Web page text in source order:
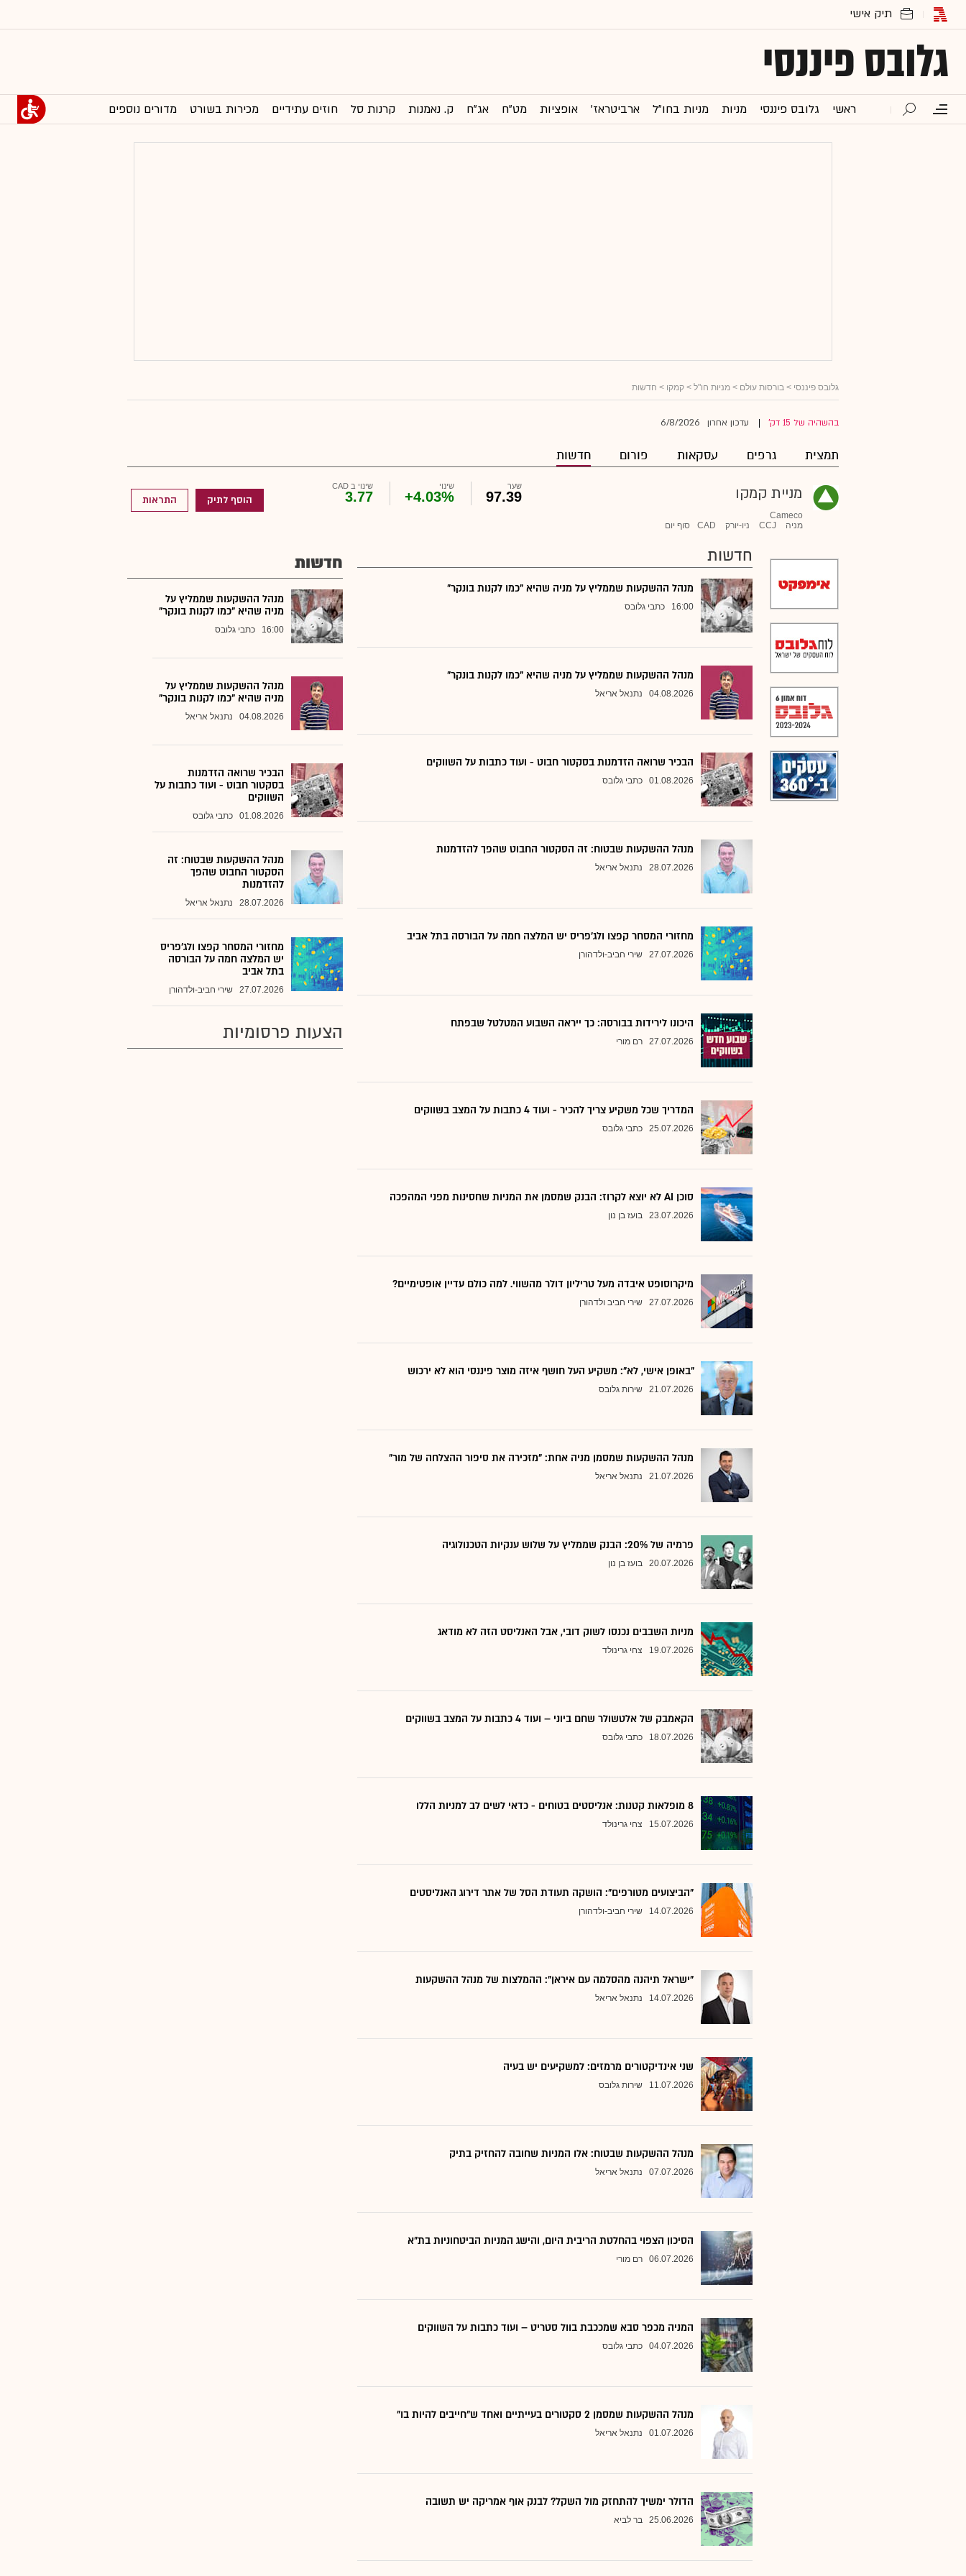
גלובס פיננסי
ראשי גלובס פיננסי מניות מניות בחו"ל ארביטראז' אופציות מט"ח אג"ח ק. נאמנות קרנות סל חוזים עתידיים מכירות בשורט מדורים נוספים
גלובס פיננסי > בורסות עולם > מניות חו"ל > קמקו > חדשות
בהשהיה של 15 דק' עדכון אחרון 6/8/2026
תמצית גרפים עסקאות פורום חדשות
מניית קמקו
Cameco
מניה
CCJ ניו-יורק CAD סוף יום
שער
97.39
שינוי
+4.03%
שינוי ב CAD
3.77 הוסף לתיק התראות
חדשות
מנהל ההשקעות שממליץ על מניה שהיא "כמו לקנות בונקר"
16:00 כתבי גלובס
מנהל ההשקעות שממליץ על מניה שהיא "כמו לקנות בונקר"
04.08.2026 נתנאל אריאל
הבכיר שרואה הזדמנות בסקטור חבוט - ועוד כתבות על השווקים
01.08.2026 כתבי גלובס
מנהל ההשקעות שבטוח: זה הסקטור החבוט שהפך להזדמנות
28.07.2026 נתנאל אריאל
מחזורי המסחר קפצו ולג'פריס יש המלצה חמה על הבורסה בתל אביב
27.07.2026 שירי חביב-ולדהורן
היכונו לירידות בבורסה: כך ייראה השבוע המטלטל שבפתח
27.07.2026 רם מורי
המדריך שכל משקיע צריך להכיר - ועוד 4 כתבות על המצב בשווקים
25.07.2026 כתבי גלובס
סוכן AI לא יוצא לקרוז: הבנק שמסמן את המניות שחסינות מפני המהפכה
23.07.2026 בועז בן נון
מיקרוסופט איבדה מעל טריליון דולר מהשווי. למה כולם עדיין אופטימיים?
27.07.2026 שירי חביב ולדהורן
"באופן אישי, לא": משקיע העל חושף איזה מוצר פיננסי הוא לא ירכוש
21.07.2026 שירות גלובס
מנהל ההשקעות שמסמן מניה אחת: "מזכירה את סיפור ההצלחה של מור"
21.07.2026 נתנאל אריאל
פרמיה של 20%: הבנק שממליץ על שלוש ענקיות הטכנולוגיה
20.07.2026 בועז בן נון
מניות השבבים נכנסו לשוק דובי, אבל האנליסט הזה לא מודאג
19.07.2026 צחי גרינולד
הקאמבק של אלטשולר שחם ביוני – ועוד 4 כתבות על המצב בשווקים
18.07.2026 כתבי גלובס
8 מופלאות קטנות: אנליסטים בטוחים - כדאי לשים לב למניות הללו
15.07.2026 צחי גרינולד
"הביצועים מטורפים": הושקה תעודת הסל של אתר דירוג האנליסטים
14.07.2026 שירי חביב-ולדהורן
"ישראל תיהנה מהסלמה עם איראן": ההמלצות של מנהל ההשקעות
14.07.2026 נתנאל אריאל
שני אינדיקטורים מרמזים: למשקיעים יש בעיה
11.07.2026 שירות גלובס
מנהל ההשקעות שבטוח: אלו המניות שחובה להחזיק בתיק
07.07.2026 נתנאל אריאל
הסיכון הצפוי בהחלטת הריבית היום, והישג המניות הביטחוניות בת"א
06.07.2026 רם מורי
המניה מכפר סבא שמככבת בוול סטריט – ועוד כתבות על השווקים
04.07.2026 כתבי גלובס
מנהל ההשקעות שמסמן 2 סקטורים בעייתיים ואחד ש"חייבים להיות בו"
01.07.2026 נתנאל אריאל
הדולר ימשיך להתחזק מול השקל? לבנק אוף אמריקה יש תשובה
25.06.2026 בר לביא
חדשות
מנהל ההשקעות שממליץ על
מניה שהיא "כמו לקנות בונקר"
16:00 כתבי גלובס
מנהל ההשקעות שממליץ על
מניה שהיא "כמו לקנות בונקר"
04.08.2026 נתנאל אריאל
הבכיר שרואה הזדמנות
בסקטור חבוט - ועוד כתבות על
השווקים
01.08.2026 כתבי גלובס
מנהל ההשקעות שבטוח: זה
הסקטור החבוט שהפך
להזדמנות
28.07.2026 נתנאל אריאל
מחזורי המסחר קפצו ולג'פריס
יש המלצה חמה על הבורסה
בתל אביב
27.07.2026 שירי חביב-ולדהורן
הצעות פרסומיות